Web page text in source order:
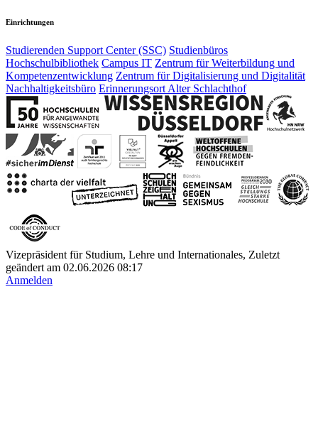
Einrichtungen
Studierenden Support Center (SSC) Studienbüros
Hochschulbibliothek Campus IT Zentrum für Weiterbildung und
Kompetenzentwicklung Zentrum für Digitalisierung und Digitalität
Nachhaltigkeitsbüro Erinnerungsort Alter Schlachthof
Vizepräsident für Studium, Lehre und Internationales, Zuletzt
geändert am 02.06.2026 08:17
Anmelden